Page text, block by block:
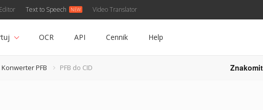
Text to Speech Video Translator
OCR API Cennik Help
Konwerter PFB PFB do CID